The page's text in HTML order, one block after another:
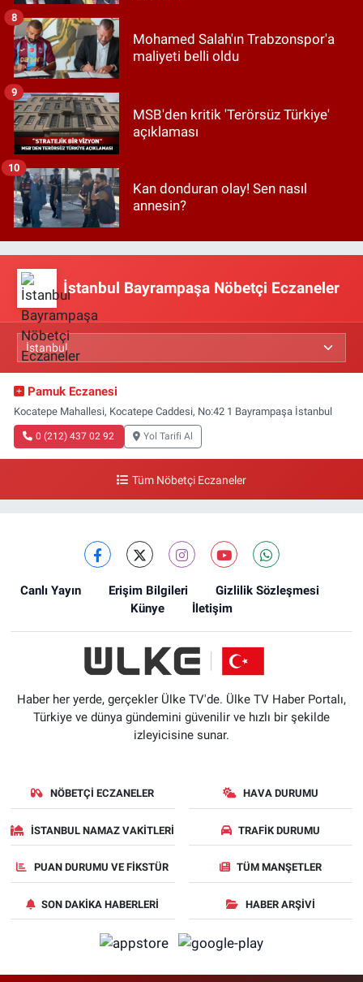
Mohamed Salah'ın Trabzonspor'a
maliyeti belli oldu
8
MSB'den kritik 'Terörsüz Türkiye'
açıklaması
9
Kan donduran olay! Sen nasıl
annesin?
10
İstanbul Bayrampaşa Nöbetçi Eczaneler
Pamuk Eczanesi
Kocatepe Mahallesi, Kocatepe Caddesi, No:42 1 Bayrampaşa İstanbul
0 (212) 437 02 92 Yol Tarifi Al
Tüm Nöbetçi Eczaneler
Canlı Yayın Erişim Bilgileri
Gizlilik Sözleşmesi
Künye
İletişim
Haber her yerde, gerçekler Ülke TV'de. Ülke TV Haber Portalı,
Türkiye ve dünya gündemini güvenilir ve hızlı bir şekilde
izleyicisine sunar.
NÖBETÇI ECZANELER HAVA DURUMU
İSTANBUL NAMAZ VAKITLERI TRAFIK DURUMU
PUAN DURUMU VE FIKSTÜR TÜM MANŞETLER
SON DAKIKA HABERLERI HABER ARŞIVI